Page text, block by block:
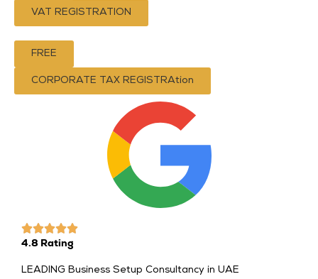
VAT REGISTRATION
FREE
CORPORATE TAX REGISTRAtion
4.8 Rating
LEADING Business Setup Consultancy in UAE